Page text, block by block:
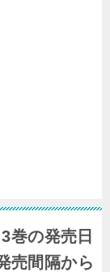
巻の発売日
売間隔から